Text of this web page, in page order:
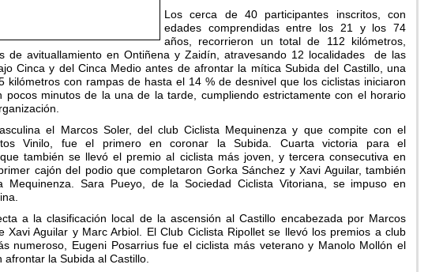
Los cerca de 40 participantes inscritos, con
edades comprendidas entre los 21 y los 74
años, recorrieron un total de 112 kilómetros,
de avituallamiento en Ontiñena y Zaidín, atravesando 12 localidades de las
Cinca y del Cinca Medio antes de afrontar la mítica Subida del Castillo, una
kilómetros con rampas de hasta el 14 % de desnivel que los ciclistas iniciaron
pocos minutos de la una de la tarde, cumpliendo estrictamente con el horario
el Marcos Soler, del club Ciclista Mequinenza y que compite con el
Vinilo, fue el primero en coronar la Subida. Cuarta victoria para el
también se llevó el premio al ciclista más joven, y tercera consecutiva en
cajón del podio que completaron Gorka Sánchez y Xavi Aguilar, también
Mequinenza. Sara Pueyo, de la Sociedad Ciclista Vitoriana, se impuso en
a la clasificación local de la ascensión al Castillo encabezada por Marcos
Xavi Aguilar y Marc Arbiol. El Club Ciclista Ripollet se llevó los premios a club
numeroso, Eugeni Posarrius fue el ciclista más veterano y Manolo Mollón el
afrontar la Subida al Castillo.